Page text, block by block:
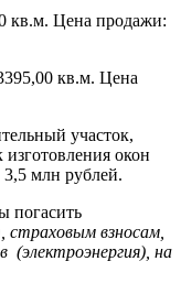
кв.м. Цена продажи:
кв.м. Цена
участок,
окон
млн рублей.
погасить
взносам,
(электроэнергия), на